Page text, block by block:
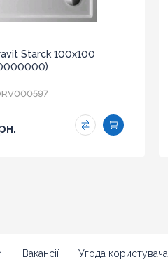
Starck 100x100
Вакансії Угода користувача